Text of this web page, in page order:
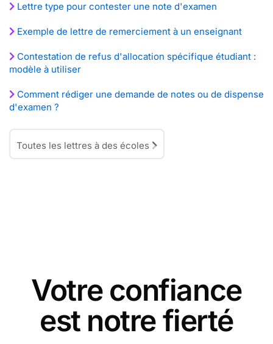
Lettre type pour contester une note d'examen
Exemple de lettre de remerciement à un enseignant
Contestation de refus d'allocation spécifique étudiant :
modèle à utiliser
Comment rédiger une demande de notes ou de dispense
d'examen ?
Toutes les lettres à des écoles
Votre confiance
est notre fierté